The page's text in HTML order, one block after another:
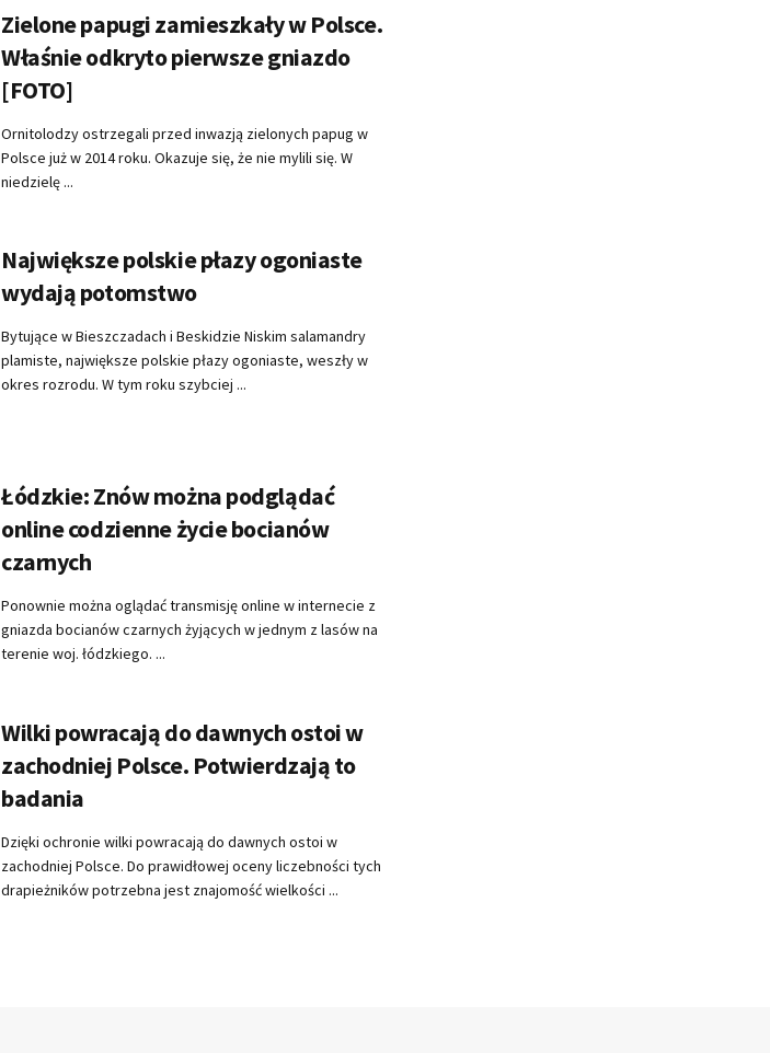
Zielone papugi zamieszkały w Polsce.
Właśnie odkryto pierwsze gniazdo
[FOTO]
Ornitolodzy ostrzegali przed inwazją zielonych papug w
Polsce już w 2014 roku. Okazuje się, że nie mylili się. W
niedzielę ...
Największe polskie płazy ogoniaste
wydają potomstwo
Bytujące w Bieszczadach i Beskidzie Niskim salamandry
plamiste, największe polskie płazy ogoniaste, weszły w
okres rozrodu. W tym roku szybciej ...
Łódzkie: Znów można podglądać
online codzienne życie bocianów
czarnych
Ponownie można oglądać transmisję online w internecie z
gniazda bocianów czarnych żyjących w jednym z lasów na
terenie woj. łódzkiego. ...
Wilki powracają do dawnych ostoi w
zachodniej Polsce. Potwierdzają to
badania
Dzięki ochronie wilki powracają do dawnych ostoi w
zachodniej Polsce. Do prawidłowej oceny liczebności tych
drapieżników potrzebna jest znajomość wielkości ...